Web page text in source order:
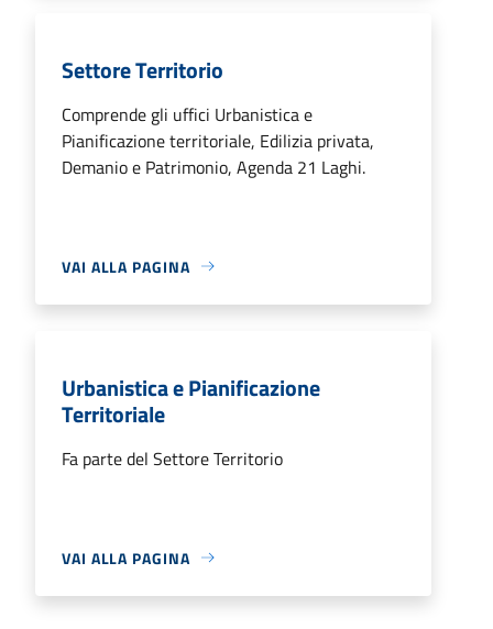
Settore Territorio
Comprende gli uffici Urbanistica e
Pianificazione territoriale, Edilizia privata,
Demanio e Patrimonio, Agenda 21 Laghi.
VAI ALLA PAGINA
Urbanistica e Pianificazione
Territoriale
Fa parte del Settore Territorio
VAI ALLA PAGINA